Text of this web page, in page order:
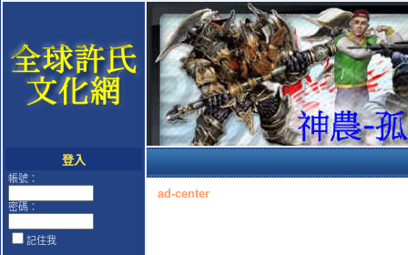
登入
帳號：
密碼：
記住我
ad-center